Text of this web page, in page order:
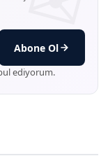
Abone Ol
ediyorum.